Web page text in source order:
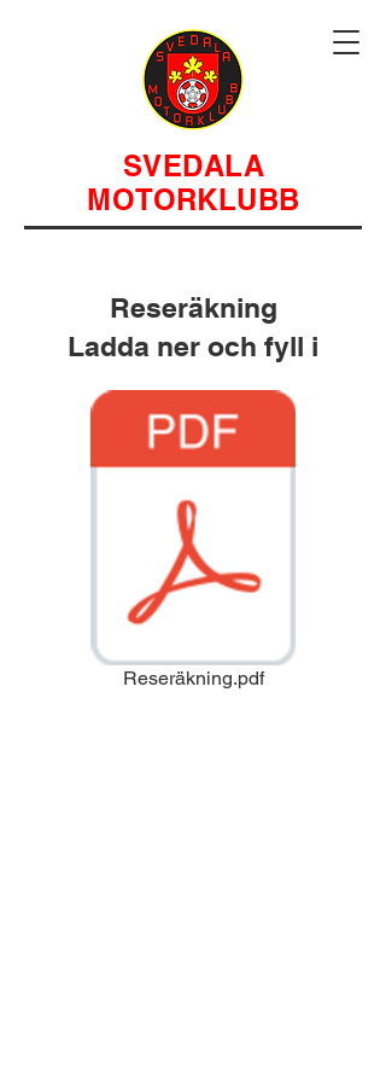
SVEDALA
MOTORKLUBB
Reseräkning
Ladda ner och fyll i
Reseräkning.pdf